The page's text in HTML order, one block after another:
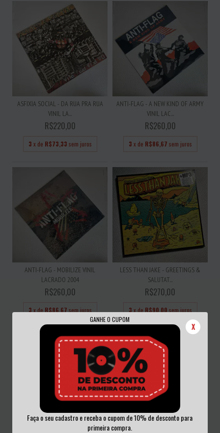
GANHE O CUPOM
X
Faça o seu cadastro e receba o cupom de 10% de desconto para
primeira compra.
ASFIXIA SOCIAL - DA RUA PRA RUA
VINIL LA...
R$220,00
3 x de R$73,33 sem juros
ANTI-FLAG - A NEW KIND OF ARMY
VINIL LAC...
R$260,00
3 x de R$86,67 sem juros
ANTI-FLAG - MOBILIZE VINIL
LACRADO 2004
R$260,00
3 x de R$86,67 sem juros
LESS THAN JAKE - GREETINGS &
SALUTAT...
R$270,00
3 x de R$90,00 sem juros